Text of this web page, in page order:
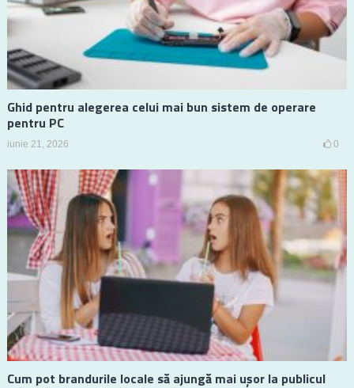
Ghid pentru alegerea celui mai bun sistem de operare
pentru PC
iunie 21, 2026 0
Cum pot brandurile locale să ajungă mai ușor la publicul